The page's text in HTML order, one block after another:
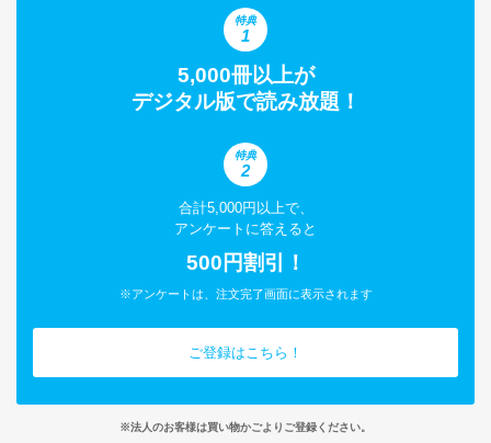
特典
1
5,000冊以上が
デジタル版で読み放題！
特典
2
合計5,000円以上で、
アンケートに答えると
500円割引！
※アンケートは、注文完了画面に表示されます
ご登録はこちら！
※法人のお客様は買い物かごよりご登録ください。